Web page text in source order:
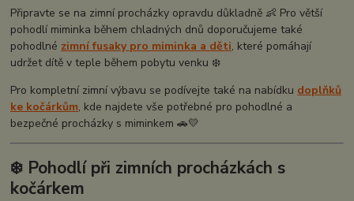
Připravte se na zimní procházky opravdu důkladně 👶 Pro větší
pohodlí miminka během chladných dnů doporučujeme také
pohodlné zimní fusaky pro miminka a děti, které pomáhají
udržet dítě v teple během pobytu venku ❄️
Pro kompletní zimní výbavu se podívejte také na nabídku doplňků
ke kočárkům, kde najdete vše potřebné pro pohodlné a
bezpečné procházky s miminkem 🚗💛
❄️ Pohodlí při zimních procházkách s
kočárkem